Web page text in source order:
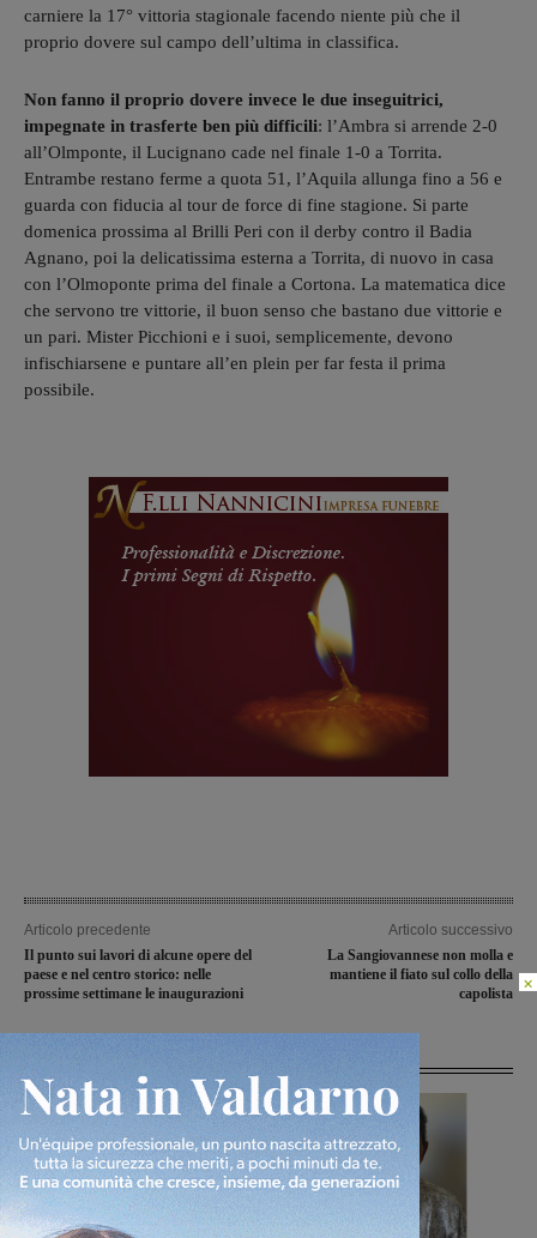
carniere la 17° vittoria stagionale facendo niente più che il
proprio dovere sul campo dell’ultima in classifica.
Non fanno il proprio dovere invece le due inseguitrici,
impegnate in trasferte ben più difficili: l’Ambra si arrende 2-0
all’Olmponte, il Lucignano cade nel finale 1-0 a Torrita.
Entrambe restano ferme a quota 51, l’Aquila allunga fino a 56 e
guarda con fiducia al tour de force di fine stagione. Si parte
domenica prossima al Brilli Peri con il derby contro il Badia
Agnano, poi la delicatissima esterna a Torrita, di nuovo in casa
con l’Olmoponte prima del finale a Cortona. La matematica dice
che servono tre vittorie, il buon senso che bastano due vittorie e
un pari. Mister Picchioni e i suoi, semplicemente, devono
infischiarsene e puntare all’en plein per far festa il prima
possibile.
Articolo precedente
Il punto sui lavori di alcune opere del
paese e nel centro storico: nelle
prossime settimane le inaugurazioni
Articolo successivo
La Sangiovannese non molla e
mantiene il fiato sul collo della
capolista
×